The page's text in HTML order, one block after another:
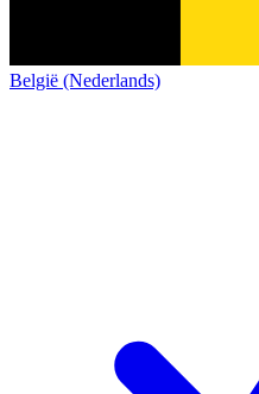
België (Nederlands)